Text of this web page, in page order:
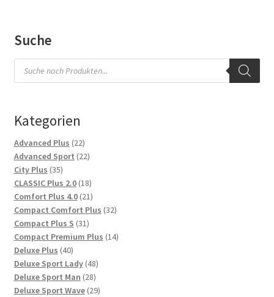
Suche
Products
search
Kategorien
Advanced Plus 2222
Produkte
Advanced Sport 2222
City Plus 3535
Produkte
CLASSIC Plus 2.0 1818
Produkte
Comfort Plus 4.0 2121
Produkte
Compact Comfort Plus 3232
Compact Plus S 3131
Produkte
Compact Premium Plus 1414
Deluxe Plus 4040
Produkte
Deluxe Sport Lady 4848
Produkte
Deluxe Sport Man 2828
Produkte
Deluxe Sport Wave 2929